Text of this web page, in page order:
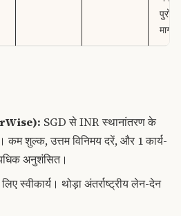
SGD से INR स्थानांतरण के
कम शुल्क, उत्तम विनिमय दरें, और 1 कार्य-
अनुशंसित।
स्वीकार्य। थोड़ा अंतर्राष्ट्रीय लेन-देन